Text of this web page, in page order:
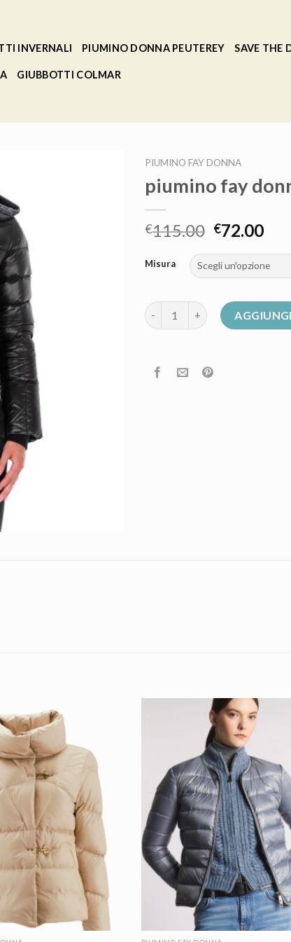
INVERNALI PIUMINO DONNA PEUTEREY SAVE THE
GIUBBOTTI COLMAR
PIUMINO FAY DONNA
piumino fay
€115.00 €72.00
Misura
piumino fay donna quantità